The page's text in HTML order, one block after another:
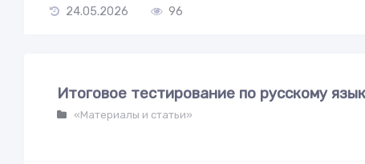
24.05.2026 96
Итоговое тестирование по русскому
«Материалы и статьи»